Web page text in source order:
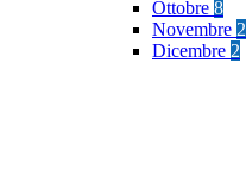
Ottobre 8
Novembre 2
Dicembre 2